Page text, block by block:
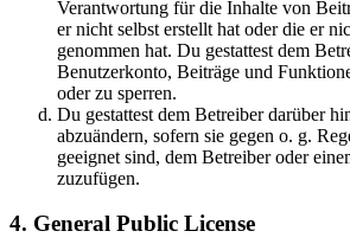
Verantwortung für die Inhalte von
er nicht selbst erstellt hat oder die er
genommen hat. Du gestattest dem
Benutzerkonto, Beiträge und
oder zu sperren.
Du gestattest dem Betreiber darüber
abzuändern, sofern sie gegen o. g.
geeignet sind, dem Betreiber oder
zuzufügen.
4. General Public License